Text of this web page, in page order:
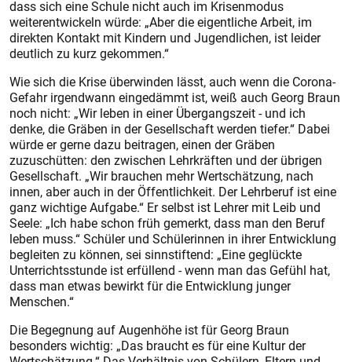
dass sich eine Schule nicht auch im Krisenmodus
weiterentwickeln würde: „Aber die eigentliche Arbeit, im
direkten Kontakt mit Kindern und Jugendlichen, ist leider
deutlich zu kurz gekommen.“
Wie sich die Krise überwinden lässt, auch wenn die Corona-
Gefahr irgendwann eingedämmt ist, weiß auch Georg Braun
noch nicht: „Wir leben in einer Übergangszeit - und ich
denke, die Gräben in der Gesellschaft werden tiefer.“ Dabei
würde er gerne dazu beitragen, einen der Gräben
zuzuschütten: den zwischen Lehrkräften und der übrigen
Gesellschaft. „Wir brauchen mehr Wertschätzung, nach
innen, aber auch in der Öffentlichkeit. Der Lehrberuf ist eine
ganz wichtige Aufgabe.“ Er selbst ist Lehrer mit Leib und
Seele: „Ich habe schon früh gemerkt, dass man den Beruf
leben muss.“ Schüler und Schülerinnen in ihrer Entwicklung
begleiten zu können, sei sinnstiftend: „Eine geglückte
Unterrichtsstunde ist erfüllend - wenn man das Gefühl hat,
dass man etwas bewirkt für die Entwicklung junger
Menschen.“
Die Begegnung auf Augenhöhe ist für Georg Braun
besonders wichtig: „Das braucht es für eine Kultur der